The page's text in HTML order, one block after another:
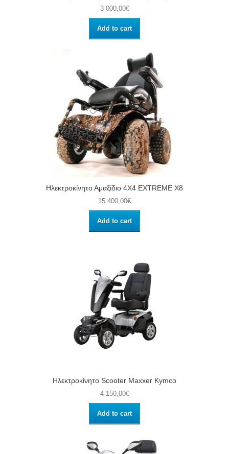
3 000,00€
Add to cart
Ηλεκτροκίνητο Αμαξίδιο 4Χ4 EXTREME X8
15 400,00€
Add to cart
Ηλεκτροκίνητο Scooter Maxxer Kymco
4 150,00€
Add to cart